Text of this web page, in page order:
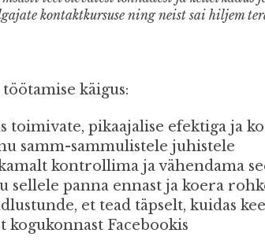
kontaktkursuse ning neist sai hiljem
käigus:
toimivate, pikaajalise efektiga ja
samm-sammulistele juhistele
kontrollima ja vähendama
sellele panna ennast ja koera
et tead täpselt, kuidas
kogukonnast Facebookis